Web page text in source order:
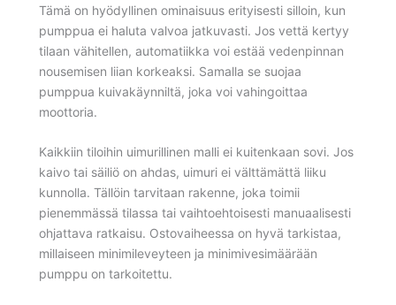
Tämä on hyödyllinen ominaisuus erityisesti silloin, kun
pumppua ei haluta valvoa jatkuvasti. Jos vettä kertyy
tilaan vähitellen, automatiikka voi estää vedenpinnan
nousemisen liian korkeaksi. Samalla se suojaa
pumppua kuivakäynniltä, joka voi vahingoittaa
moottoria.
Kaikkiin tiloihin uimurillinen malli ei kuitenkaan sovi. Jos
kaivo tai säiliö on ahdas, uimuri ei välttämättä liiku
kunnolla. Tällöin tarvitaan rakenne, joka toimii
pienemmässä tilassa tai vaihtoehtoisesti manuaalisesti
ohjattava ratkaisu. Ostovaiheessa on hyvä tarkistaa,
millaiseen minimileveyteen ja minimivesimäärään
pumppu on tarkoitettu.